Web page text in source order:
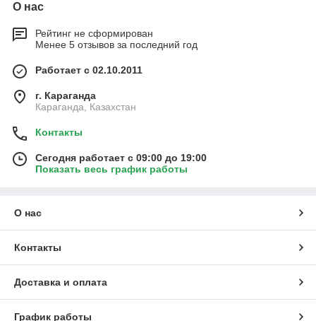
О нас
Рейтинг не сформирован
Менее 5 отзывов за последний год
Работает с 02.10.2011
г. Караганда
Караганда, Казахстан
Контакты
Сегодня работает с 09:00 до 19:00
Показать весь график работы
О нас
Контакты
Доставка и оплата
График работы